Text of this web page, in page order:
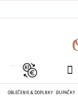
EUR
OBLEČENIE & DOPLNKY DUPAČKY